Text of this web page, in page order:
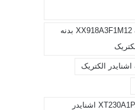
سنسور التراسونیک XX918A3F1M12 بدنه
الکتریک
سنسور خازنی XT230A1PAL2 اشنایدر